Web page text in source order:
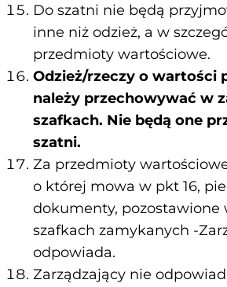
Do szatni nie będą
inne niż odzież, a w
przedmioty wartościowe.
Odzież/rzeczy o wartości
należy przechowywać w
szafkach. Nie będą one
szatni.
Za przedmioty
o której mowa w pkt 16,
dokumenty, pozostawione
szafkach zamykanych -
odpowiada.
Zarządzający nie